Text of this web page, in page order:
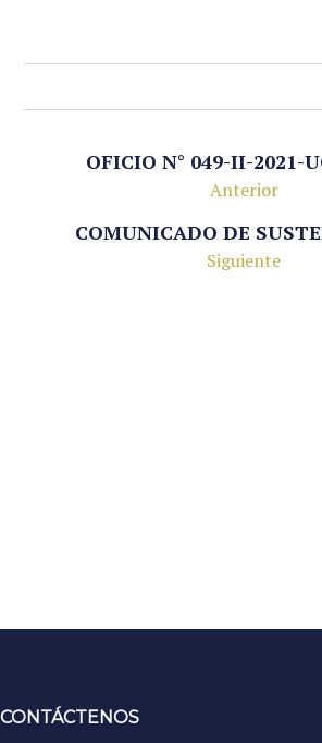
OFICIO N° 049-II-2021-
Anterior
COMUNICADO DE
Siguiente
CONTÁCTENOS